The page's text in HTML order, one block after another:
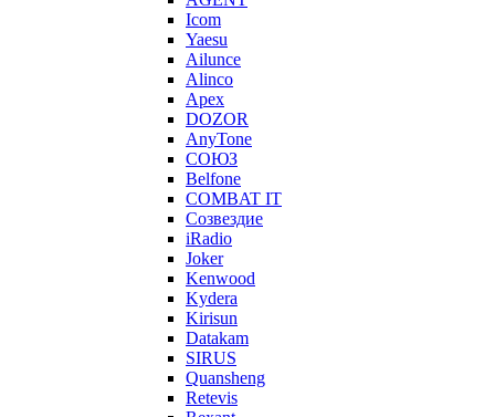
Icom
Yaesu
Ailunce
Alinco
Apex
DOZOR
AnyTone
СОЮЗ
Belfone
COMBAT IT
Созвездие
iRadio
Joker
Kenwood
Kydera
Kirisun
Datakam
SIRUS
Quansheng
Retevis